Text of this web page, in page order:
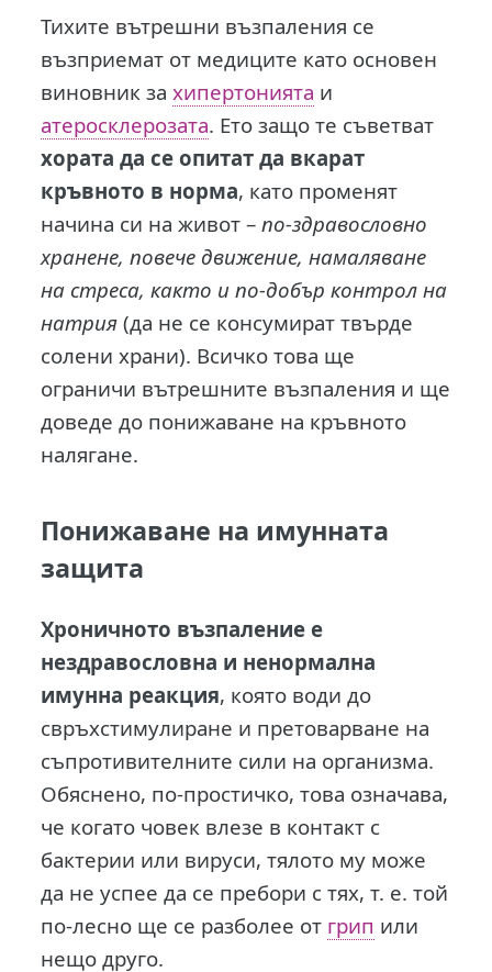
Тихите вътрешни възпаления се
възприемат от медиците като основен
виновник захипертонията и
атеросклерозата. Ето защо те съветват
хората да се опитат да вкарат
кръвното в норма, като променят
начина си на живот – по-здравословно
хранене, повече движение, намаляване
на стреса, както и по-добър контрол на
натрия (да не се консумират твърде
солени храни). Всичко това ще
ограничи вътрешните възпаления и ще
доведе до понижаване на кръвното
налягане.
Понижаване на имунната
защита
Хроничното възпаление е
нездравословна и ненормална
имунна реакция, която води до
свръхстимулиране и претоварване на
съпротивителните сили на организма.
Обяснено, по-простичко, това означава,
че когато човек влезе в контакт с
бактерии или вируси, тялото му може
да не успее да се пребори с тях, т. е. той
по-лесно ще се разболее от грип или
нещо друго.